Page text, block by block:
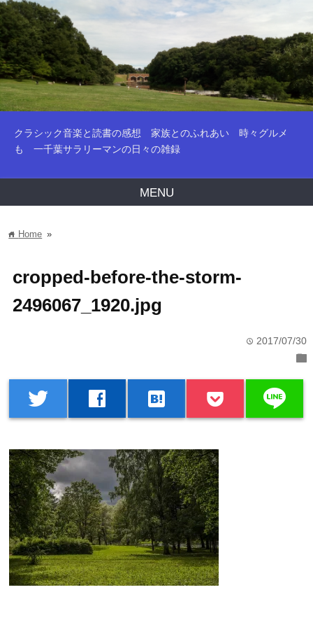
クラシック音楽と読書の感想 家族とのふれあい 時々グルメ
も 一千葉サラリーマンの日々の雑録
MENU
home Home »
cropped-before-the-storm-
2496067_1920.jpg
time 2017/07/30
folder
twitter facebook hatenabookmark line